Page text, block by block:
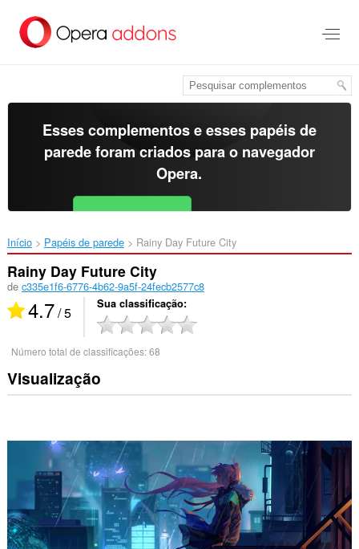
para
Esses complementos e esses papéis de
parede foram criados para o navegador
Opera.
Baixar o Opera Free for Android
Início Papéis de parede Rainy Day Future City‎
Rainy Day Future City
de c335e1f6-6776-4b62-9a5f-24fecb2577c8
4.7/ 5 Sua classificação
Número total de classificações:68
Visualização